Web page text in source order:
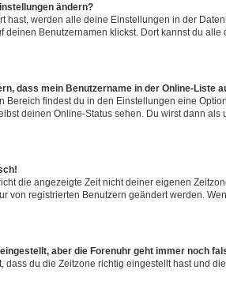
ändern?
hast, werden alle deine Einstellungen in der
deinen Benutzernamen klickst. Dort kannst du alle
dass mein Benutzername in der Online-Liste
Bereich findest du in den Einstellungen eine
deinen Online-Status sehen. Du wirst dann als
die angezeigte Zeit nicht deiner eigenen
von registrierten Benutzern geändert werden.
aber die Forenuhr geht immer noch
dass du die Zeitzone richtig eingestellt hast und